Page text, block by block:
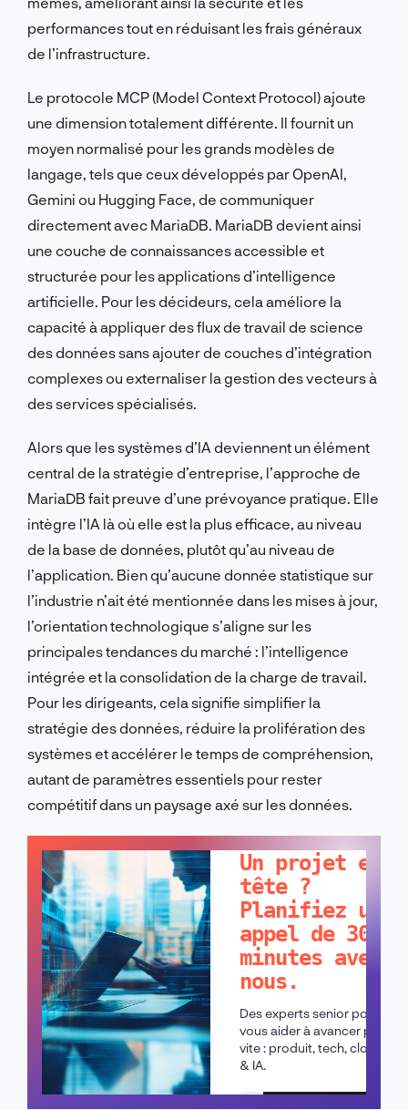
performances tout en réduisant les frais généraux
de l’infrastructure.
Le protocole MCP (Model Context Protocol) ajoute
une dimension totalement différente. Il fournit un
moyen normalisé pour les grands modèles de
langage, tels que ceux développés par OpenAI,
Gemini ou Hugging Face, de communiquer
directement avec MariaDB. MariaDB devient ainsi
une couche de connaissances accessible et
structurée pour les applications d’intelligence
artificielle. Pour les décideurs, cela améliore la
capacité à appliquer des flux de travail de science
des données sans ajouter de couches d’intégration
complexes ou externaliser la gestion des vecteurs à
des services spécialisés.
Alors que les systèmes d’IA deviennent un élément
central de la stratégie d’entreprise, l’approche de
MariaDB fait preuve d’une prévoyance pratique. Elle
intègre l’IA là où elle est la plus efficace, au niveau
de la base de données, plutôt qu’au niveau de
l’application. Bien qu’aucune donnée statistique sur
l’industrie n’ait été mentionnée dans les mises à jour,
l’orientation technologique s’aligne sur les
principales tendances du marché : l’intelligence
intégrée et la consolidation de la charge de travail.
Pour les dirigeants, cela signifie simplifier la
stratégie des données, réduire la prolifération des
systèmes et accélérer le temps de compréhension,
autant de paramètres essentiels pour rester
compétitif dans un paysage axé sur les données.
Un projet en
tête ?
Planifiez un
appel de 30
minutes avec
nous.
Des experts senior pour
vous aider à avancer plus
vite : produit, tech, cloud
& IA.